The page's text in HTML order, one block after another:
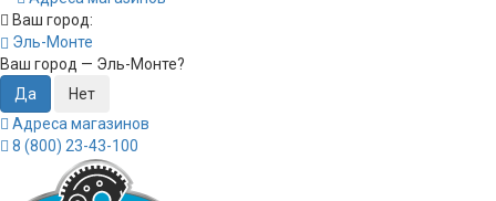
Ваш город:
Эль-Монте
Ваш город — Эль-Монте?
Адреса магазинов
8 (800) 23-43-100